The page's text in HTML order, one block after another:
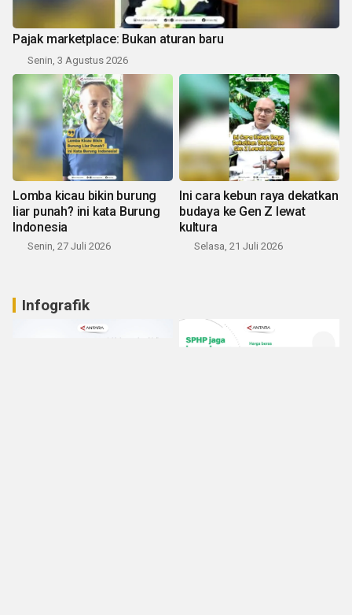
Pajak marketplace: Bukan aturan baru
Senin, 3 Agustus 2026
Lomba kicau bikin burung
liar punah? ini kata Burung
Indonesia
Senin, 27 Juli 2026
Ini cara kebun raya dekatkan
budaya ke Gen Z lewat
kultura
Selasa, 21 Juli 2026
Infografik